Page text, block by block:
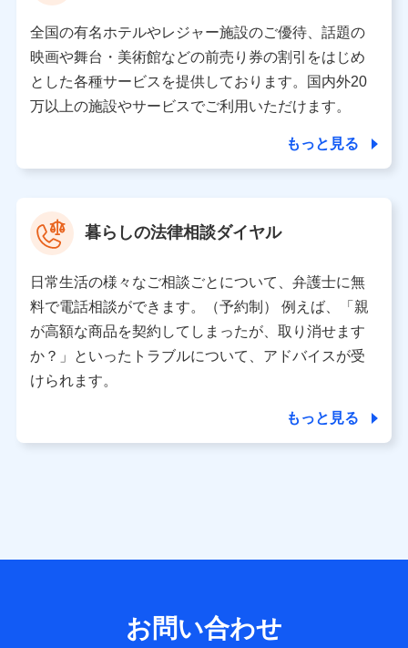
す。
個人データの共同利用
当社は株式会社NTTドコモとの間で、以下のとおり個
人データを共同利用します。
氏名、電話番号、メールアドレス、お客さまの識別子、属
性、連絡先、dポイントサービスのご利用に関する情報。例
として、dポイントカード番号、性別、年齢、家族構成、住
所、dポイント残高、dポイント利用履歴などが含まれます。
利用情報
当社又は株式会社NTTドコモが提供する各種サービスなどの
ご契約・ご利用などに関する情報。例として、当社又は株式
会社NTTドコモが提供する各種サービスのご契約状態・ご利
用履歴インターネット利用時の行動に関する情報、アプリケ
ーション利用時の行動に関する情報、購入されたサービスや
当社又は株式会社NTTドコモが提供する保険関連サービスに
送信履歴などの情報）が含まれます。
全国の有名ホテルやレジャー施設のご優待、話題の
映画や舞台・美術館などの前売り券の割引をはじめ
とした各種サービスを提供しております。国内外20
万以上の施設やサービスでご利用いただけます。
もっと見る
暮らしの法律相談ダイヤル
日常生活の様々なご相談ごとについて、弁護士に無
料で電話相談ができます。（予約制） 例えば、「親
が高額な商品を契約してしまったが、取り消せます
か？」といったトラブルについて、アドバイスが受
けられます。
もっと見る
お問い合わせ